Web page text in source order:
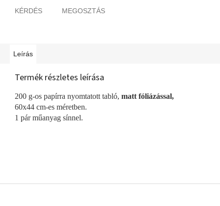
KÉRDÉS MEGOSZTÁS
Leírás
Termék részletes leírása
200 g-os papírra nyomtatott tabló, matt fóliázással,
60x44 cm-es méretben.
1 pár műanyag sínnel.
L